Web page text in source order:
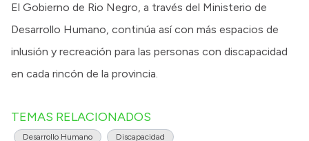
El Gobierno de Rio Negro, a través del Ministerio de
Desarrollo Humano, continúa así con más espacios de
inlusión y recreación para las personas con discapacidad
en cada rincón de la provincia.
TEMAS RELACIONADOS
Desarrollo Humano Discapacidad